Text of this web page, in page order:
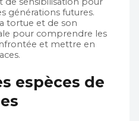
générations futures.
tortue et de son
pour comprendre les
et mettre en
espèces de